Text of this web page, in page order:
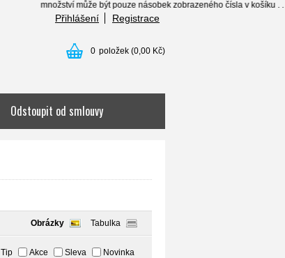
množství může být pouze násobek zobrazeného čísla v košíku . . .
Přihlášení Registrace
0 položek (0,00 Kč)
Odstoupit od smlouvy
Obrázky Tabulka
Tip Akce Sleva Novinka